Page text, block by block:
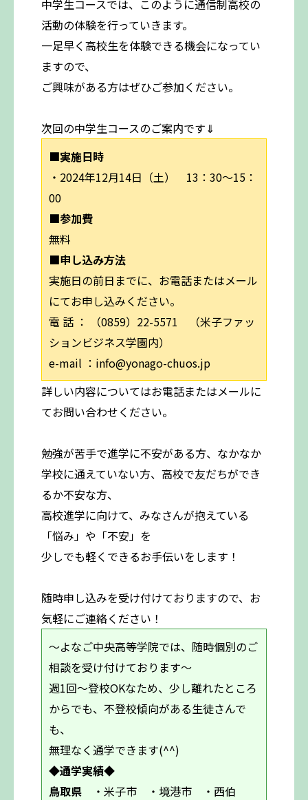
中学生コースでは、このように通信制高校の
活動の体験を行っていきます。
一足早く高校生を体験できる機会になってい
ますので、
ご興味がある方はぜひご参加ください。
次回の中学生コースのご案内です⇓
■実施日時
・2024年12月14日（土） 13：30～15：
00
■参加費
無料
■申し込み方法
実施日の前日までに、お電話またはメール
にてお申し込みください。
電 話 ： （0859）22-5571 （米子ファッ
ションビジネス学園内）
e-mail ：info@yonago-chuos.jp
詳しい内容についてはお電話またはメールに
てお問い合わせください。
勉強が苦手で進学に不安がある方、なかなか
学校に通えていない方、高校で友だちができ
るか不安な方、
高校進学に向けて、みなさんが抱えている
「悩み」や「不安」を
少しでも軽くできるお手伝いをします！
随時申し込みを受け付けておりますので、お
気軽にご連絡ください！
～よなご中央高等学院では、随時個別のご
相談を受け付けております～
週1回～登校OKなため、少し離れたところ
からでも、不登校傾向がある生徒さんで
も、
無理なく通学できます(^^)
◆通学実績◆
鳥取県 ・米子市 ・境港市 ・西伯